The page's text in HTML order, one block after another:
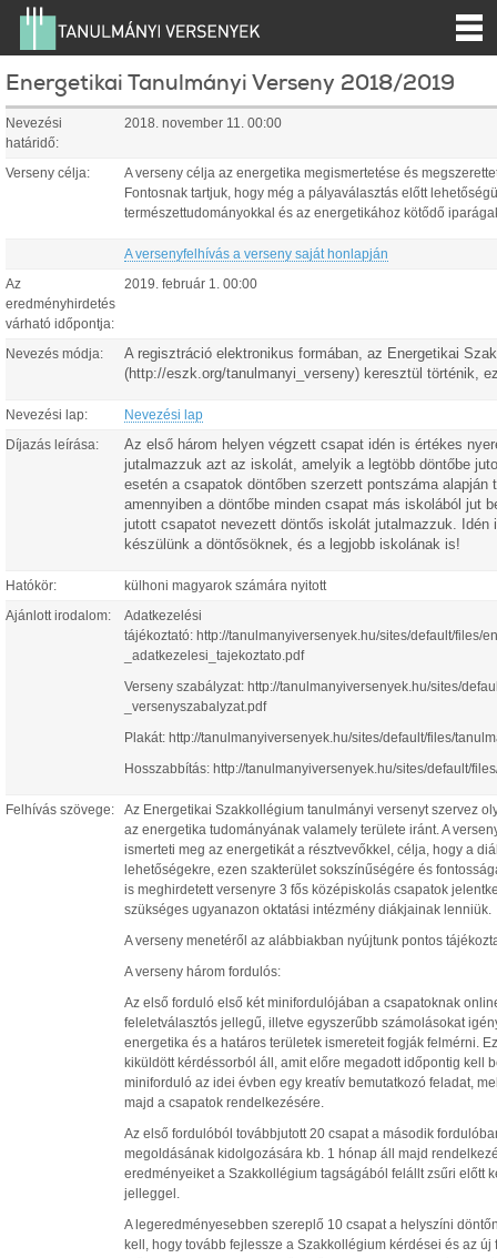
Energetikai Tanulmányi Verseny 2018/2019
Nevezési
határidő:
2018. november 11. 00:00
Verseny célja:
A verseny célja az energetika megismertetése és
Fontosnak tartjuk, hogy még a pályaválasztás előtt
természettudományokkal és az energetikához kötődő
A versenyfelhívás a verseny saját honlapján
Az
eredményhirdetés
várható időpontja:
2019. február 1. 00:00
Nevezés módja:
A regisztráció elektronikus formában, az Energetikai
(http://eszk.org/tanulmanyi_verseny) keresztül történik,
Nevezési lap: Nevezési lap
Díjazás leírása:
Az első három helyen végzett csapat idén is értékes
jutalmazzuk azt az iskolát, amelyik a legtöbb döntőbe
esetén a csapatok döntőben szerzett pontszáma alapján
amennyiben a döntőbe minden csapat más iskolából jut
jutott csapatot nevezett döntős iskolát jutalmazzuk. Idén
készülünk a döntősöknek, és a legjobb iskolának is!
Hatókör: külhoni magyarok számára nyitott
Ajánlott irodalom:
Adatkezelési
tájékoztató: http://tanulmanyiversenyek.hu/sites/default/files/
_adatkezelesi_tajekoztato.pdf
Verseny szabályzat: http://tanulmanyiversenyek.hu/sites/
_versenyszabalyzat.pdf
Plakát: http://tanulmanyiversenyek.hu/sites/default/files/
Hosszabbítás: http://tanulmanyiversenyek.hu/sites/default/
Felhívás szövege:
Az Energetikai Szakkollégium tanulmányi versenyt szervez
az energetika tudományának valamely területe iránt. A
ismerteti meg az energetikát a résztvevőkkel, célja, hogy a
lehetőségekre, ezen szakterület sokszínűségére és
is meghirdetett versenyre 3 fős középiskolás csapatok
szükséges ugyanazon oktatási intézmény diákjainak lenniük.
A verseny menetéről az alábbiakban nyújtunk pontos
A verseny három fordulós:
Az első forduló első két minifordulójában a csapatoknak
feleletválasztós jellegű, illetve egyszerűbb számolásokat
energetika és a határos területek ismereteit fogják felmérni.
kiküldött kérdéssorból áll, amit előre megadott időpontig kell
miniforduló az idei évben egy kreatív bemutatkozó feladat,
majd a csapatok rendelkezésére.
Az első fordulóból továbbjutott 20 csapat a második
megoldásának kidolgozására kb. 1 hónap áll majd
eredményeiket a Szakkollégium tagságából felállt zsűri előtt
jelleggel.
A legeredményesebben szereplő 10 csapat a helyszíni
kell, hogy tovább fejlessze a Szakkollégium kérdései és az